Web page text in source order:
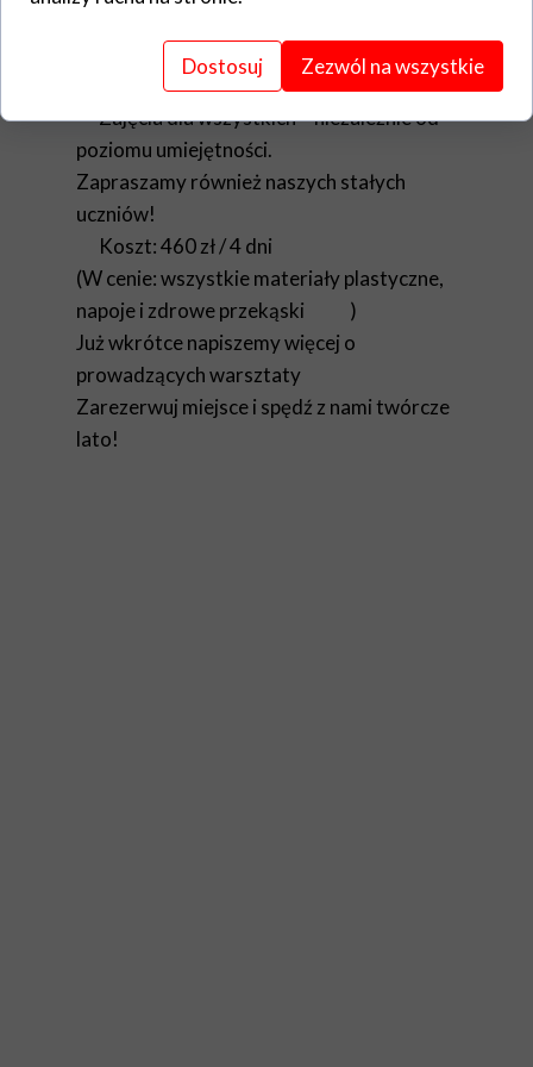
Grupy wiekowe: 6–12 lat oraz 12+
Zajęcia dla wszystkich – niezależnie od
poziomu umiejętności.
Zapraszamy również naszych stałych
uczniów!
Koszt: 460 zł / 4 dni
(W cenie: wszystkie materiały plastyczne,
napoje i zdrowe przekąski
)
Już wkrótce napiszemy więcej o
prowadzących warsztaty
Zarezerwuj miejsce i spędź z nami twórcze
lato!
Dostosuj Zezwól na wszystkie